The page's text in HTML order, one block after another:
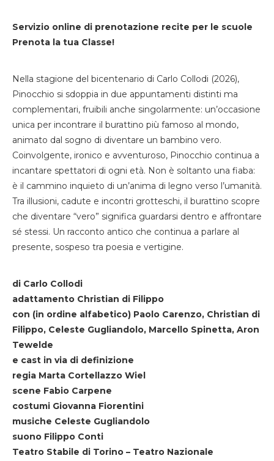
Servizio online di prenotazione recite per le scuole
Prenota la tua Classe!
Nella stagione del bicentenario di Carlo Collodi (2026),
Pinocchio si sdoppia in due appuntamenti distinti ma
complementari, fruibili anche singolarmente: un’occasione
unica per incontrare il burattino più famoso al mondo,
animato dal sogno di diventare un bambino vero.
Coinvolgente, ironico e avventuroso, Pinocchio continua a
incantare spettatori di ogni età. Non è soltanto una fiaba:
è il cammino inquieto di un’anima di legno verso l’umanità.
Tra illusioni, cadute e incontri grotteschi, il burattino scopre
che diventare “vero” significa guardarsi dentro e affrontare
sé stessi. Un racconto antico che continua a parlare al
presente, sospeso tra poesia e vertigine.
di Carlo Collodi
adattamento Christian di Filippo
con (in ordine alfabetico) Paolo Carenzo, Christian di
Filippo, Celeste Gugliandolo, Marcello Spinetta, Aron
Tewelde
e cast in via di definizione
regia Marta Cortellazzo Wiel
scene Fabio Carpene
costumi Giovanna Fiorentini
musiche Celeste Gugliandolo
suono Filippo Conti
Teatro Stabile di Torino – Teatro Nazionale